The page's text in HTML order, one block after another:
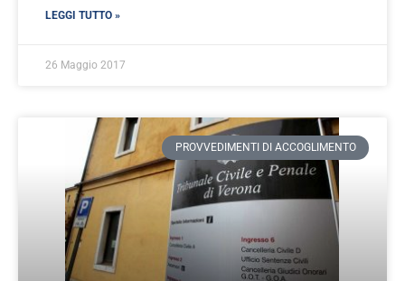
LEGGI TUTTO »
26 Maggio 2017
PROVVEDIMENTI DI ACCOGLIMENTO